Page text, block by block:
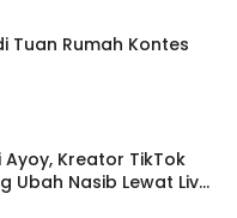
Tuan Rumah Kontes
Kreator TikTok
Ubah Nasib Lewat Live